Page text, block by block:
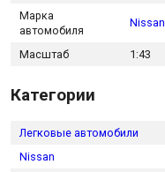
Марка
автомобиля
Nissan
Масштаб 1:43
Категории
Легковые автомобили
Nissan